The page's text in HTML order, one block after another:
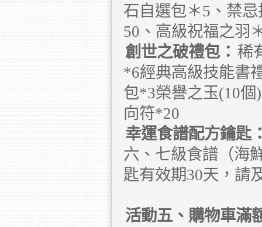
石自選包＊5、禁
50、高級祝福之羽
創世之破禮包： 稀
*6經典高級技能書
包*3榮譽之玉(10
向符*20
幸運食譜配方鑰匙
六、七級食譜（海
匙有效期30天，請
活動五、購物車滿